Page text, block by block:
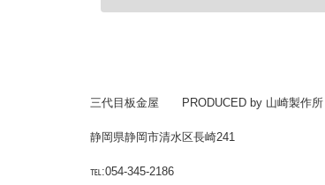
三代目板金屋 PRODUCED by 山崎製作所
静岡県静岡市清水区長崎241
℡:054-345-2186